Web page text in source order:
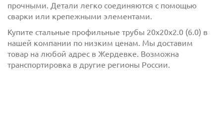
сполитикой конфиденциальности ознакомлен(-а)
и даю согласие
прочными. Детали легко соединяются с помощью
сварки или крепежными элементами.
Купите стальные профильные трубы 20х20х2.0 (6.0) в
нашей компании по низким ценам. Мы доставим
товар на любой адрес в Жердевке. Возможна
транспортировка в другие регионы России.